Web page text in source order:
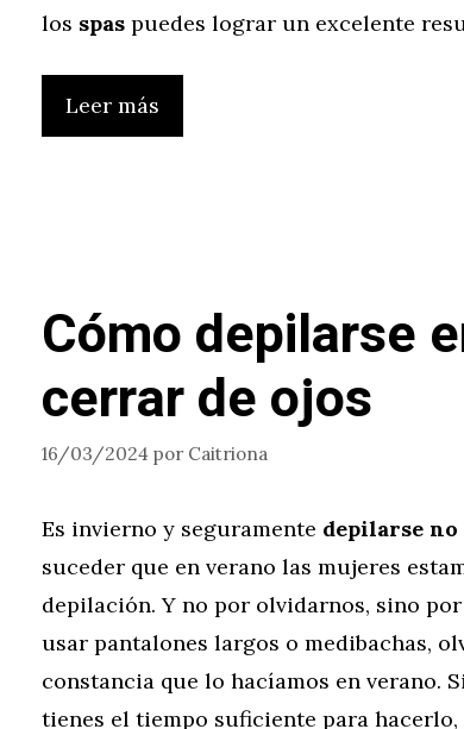
los spas puedes lograr un excelente
Leer más
Cómo depilarse
cerrar de ojos
16/03/2024 por Caitriona
Es invierno y seguramente depilarse no
suceder que en verano las mujeres
depilación. Y no por olvidarnos, sino
usar pantalones largos o medibachas,
constancia que lo hacíamos en verano.
tienes el tiempo suficiente para